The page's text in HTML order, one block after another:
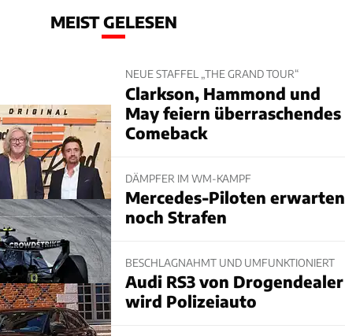
MEIST GELESEN
NEUE STAFFEL „THE GRAND TOUR“
Clarkson, Hammond und
May feiern überraschendes
Comeback
DÄMPFER IM WM-KAMPF
Mercedes-Piloten erwarten
noch Strafen
BESCHLAGNAHMT UND UMFUNKTIONIERT
Audi RS3 von Drogendealer
wird Polizeiauto